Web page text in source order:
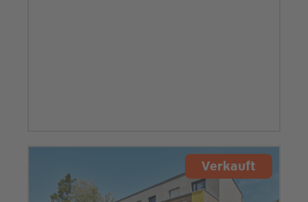
Verkauft